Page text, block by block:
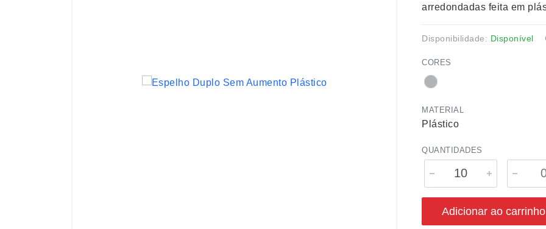
Esporte e Jogos
Kit Queijo
arredondadas feita em
Disponibilidade: Disponível
CORES
MATERIAL
Plástico
QUANTIDADES
Adicionar ao carrinho